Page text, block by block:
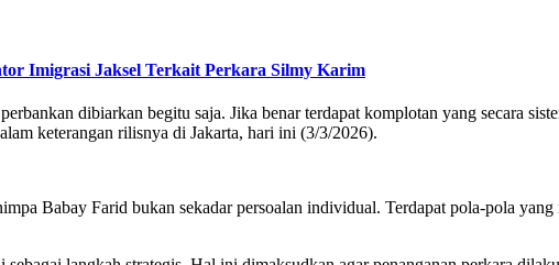
Imigrasi Jaksel Terkait Perkara Silmy Karim
dibiarkan begitu saja. Jika benar terdapat komplotan yang secara
keterangan rilisnya di Jakarta, hari ini (3/3/2026).
Babay Farid bukan sekadar persoalan individual. Terdapat pola-pola yang